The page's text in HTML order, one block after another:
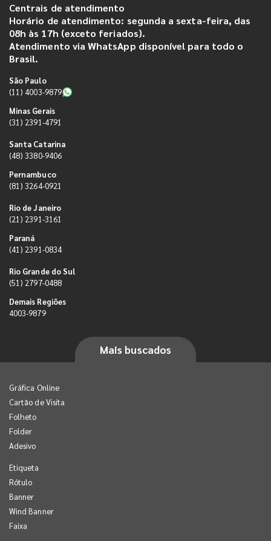
Centrais de atendimento
Horário de atendimento: segunda a sexta-feira, das
08h às 17h (exceto feriados).
Atendimento via WhatsApp disponível para todo o
Brasil.
São Paulo
(11) 4003-9879
Minas Gerais
(31) 2391-4791
Santa Catarina
(48) 3380-9406
Pernambuco
(81) 3264-0921
Rio de Janeiro
(21) 2391-3161
Paraná
(41) 2391-0834
Rio Grande do Sul
(51) 2797-0488
Demais Regiões
4003-9879
Mais buscados
Gráfica Online
Cartão de Visita
Folheto
Folder
Adesivo
Etiqueta
Rótulo
Banner
Wind Banner
Faixa